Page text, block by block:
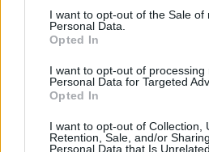
I want to opt-out of the Sale of
Personal Data.
Opted In
I want to opt-out of processing
Personal Data for Targeted
Opted In
I want to opt-out of Collection,
Retention, Sale, and/or
Personal Data that Is
Kötéslisták: BÉT elmúlt 2
kötéslistái
Előfizetés
MÁR ELŐFIZETŐNK VAGY?